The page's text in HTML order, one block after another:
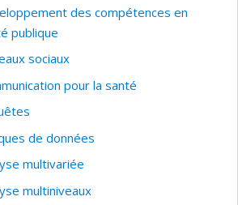
des compétences en
publique
sociaux
pour la santé
de données
multivariée
multiniveaux